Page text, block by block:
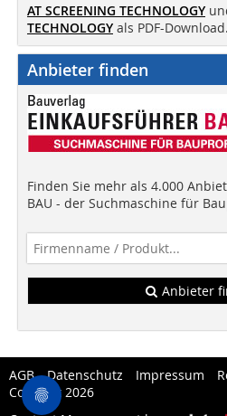
AT SCREENING TECHNOLOGY
TECHNOLOGY als PDF-Download.
Anbieter finden
Finden Sie mehr als 4.000
BAU - der Suchmaschine für
Anbieter
AGB Datenschutz Impressum
Copytest 2026